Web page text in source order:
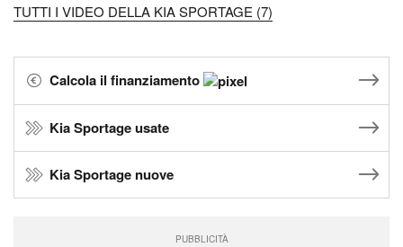
TUTTI I VIDEO DELLA KIA SPORTAGE (7)
Calcola il finanziamento
Kia Sportage usate
Kia Sportage nuove
PUBBLICITÀ